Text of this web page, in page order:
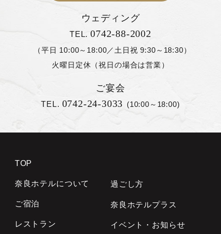
ウェディング
TEL.0742-88-2002
（平日 10:00～18:00／土日祝 9:30～18:30）
火曜日定休（祝日の場合は営業）
ご宴会
TEL. 0742-24-3033 (10:00～18:00)
TOP
奈良ホテルについて
ご宿泊
レストラン
過ごし方
奈良ホテルプラス
イベント・お知らせ